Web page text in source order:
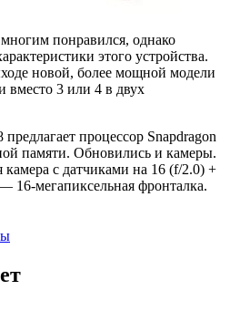
понравился, однако
этого устройства.
новой, более мощной модели
вместо 3 или 4 в двух
процессор Snapdragon
памяти. Обновились и камеры.
камера с датчиками на 16 (f/2.0) +
16-мегапиксельная фронталка.